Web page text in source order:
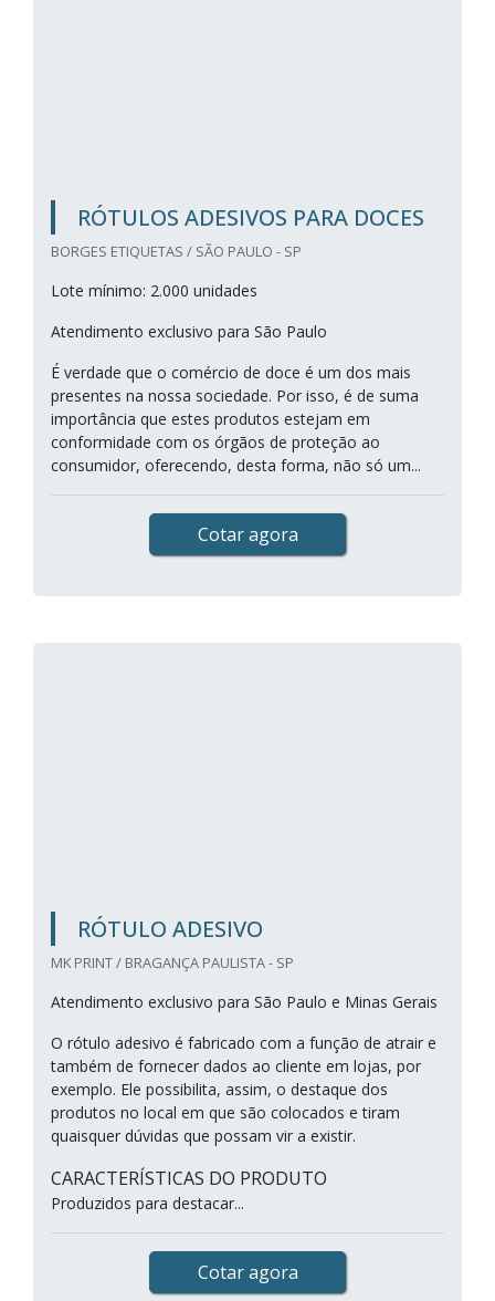
RÓTULOS ADESIVOS PARA DOCES
BORGES ETIQUETAS / SÃO PAULO - SP
Lote mínimo: 2.000 unidades
Atendimento exclusivo para São Paulo
É verdade que o comércio de doce é um dos mais
presentes na nossa sociedade. Por isso, é de suma
importância que estes produtos estejam em
conformidade com os órgãos de proteção ao
consumidor, oferecendo, desta forma, não só um...
Cotar agora
RÓTULO ADESIVO
MK PRINT / BRAGANÇA PAULISTA - SP
Atendimento exclusivo para São Paulo e Minas Gerais
O rótulo adesivo é fabricado com a função de atrair e
também de fornecer dados ao cliente em lojas, por
exemplo. Ele possibilita, assim, o destaque dos
produtos no local em que são colocados e tiram
quaisquer dúvidas que possam vir a existir.
CARACTERÍSTICAS DO PRODUTO
Produzidos para destacar...
Cotar agora